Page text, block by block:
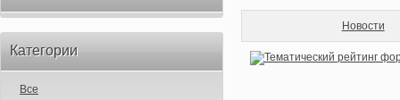
Категории
Все
Новости